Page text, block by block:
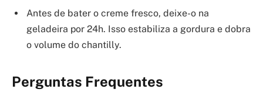
Antes de bater o creme fresco, deixe-o na
geladeira por 24h. Isso estabiliza a gordura e dobra
o volume do chantilly.
Perguntas Frequentes